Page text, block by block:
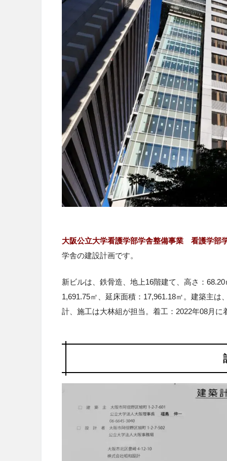
大阪公立大学看護学部学舎整備事業 看護学部
学舎の建設計画です。
新ビルは、鉄骨造、地上16階建て、高さ ： 68.20
1,691.75㎡、延床面積：17,961.18㎡。建築主
計、施工は大林組が担当。着工： 2022年08月に